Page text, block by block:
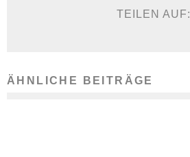
TEILEN AUF:
ÄHNLICHE BEITRÄGE